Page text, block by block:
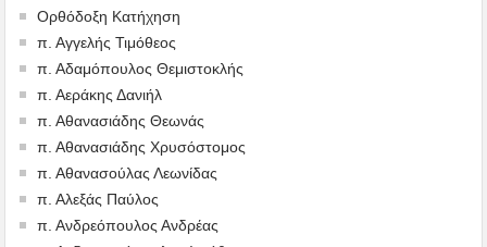
Ορθόδοξη Κατήχηση
π. Αγγελής Τιμόθεος
π. Αδαμόπουλος Θεμιστοκλής
π. Αεράκης Δανιήλ
π. Αθανασιάδης Θεωνάς
π. Αθανασιάδης Χρυσόστομος
π. Αθανασούλας Λεωνίδας
π. Αλεξάς Παύλος
π. Ανδρεόπουλος Ανδρέας